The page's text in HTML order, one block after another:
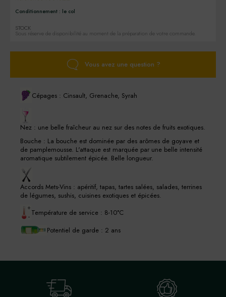
Cépages : Cinsault, Grenache, Syrah
Nez : une belle fraîcheur au nez sur des notes de fruits exotiques.
Bouche : La bouche est dominée par des arômes de goyave et
de pamplemousse. L'attaque est marquée par une belle intensité
aromatique subtilement épicée. Belle longueur.
Accords Mets-Vins : apéritif, tapas, tartes salées, salades, terrines
de légumes, sushis, cuisines exotiques et épicées.
Température de service : 8-10°C
Potentiel de garde : 2 ans
Conditionnement : le col
STOCK
Sous réserve de disponibilité au moment de la préparation de votre commande.
Vous avez une question ?